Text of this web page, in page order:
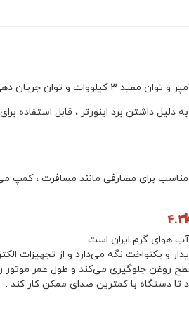
مناسب برای مصارفی مانند مسافرت ، کمپ
هوای گرم ایران است .
و یکنواخت نگه می‌دارد و از تجهیزات
روغن جلوگیری می‌کند و طول عمر موتور
دستگاه با کمترین صدای ممکن کار کند .